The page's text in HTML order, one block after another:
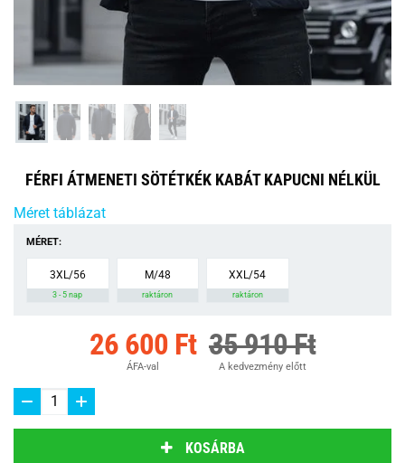
FÉRFI ÁTMENETI SÖTÉTKÉK KABÁT KAPUCNI NÉLKÜL
Méret táblázat
MÉRET:
3XL/56
3 - 5 nap
M/48
raktáron
XXL/54
raktáron
26 600 Ft
ÁFA-val
35 910 Ft
A kedvezmény előtt
KOSÁRBA